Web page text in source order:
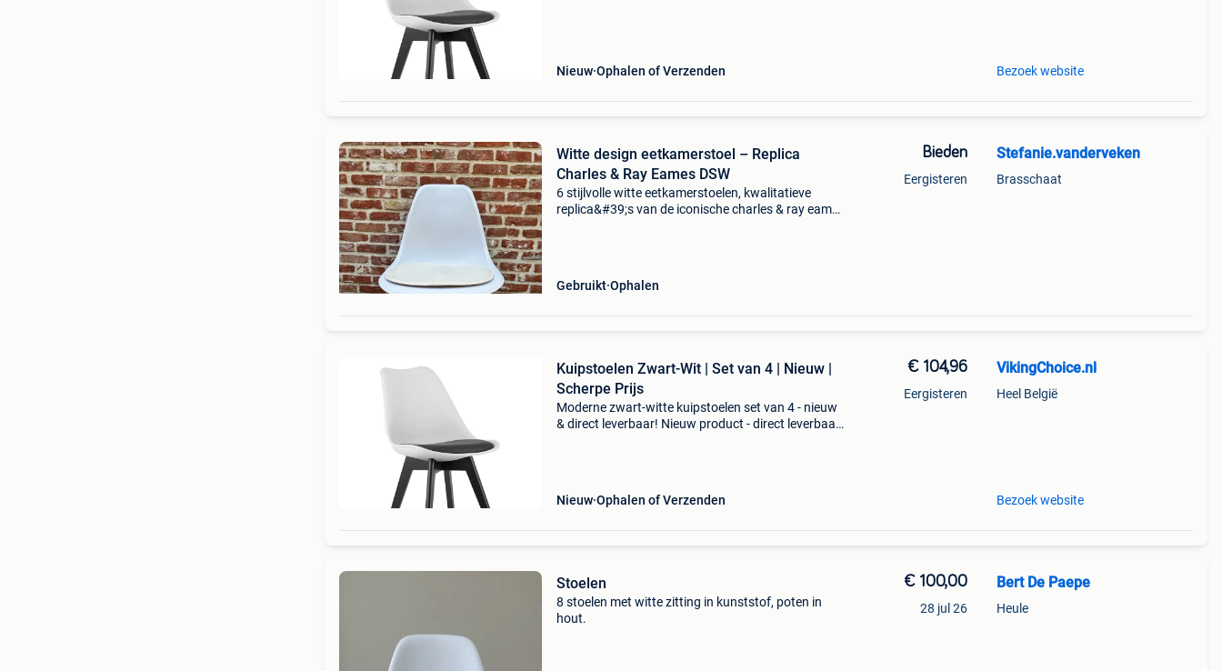
Nieuw Ophalen of Verzenden Bezoek website
Witte design eetkamerstoel – Replica
Charles & Ray Eames DSW
6 stijlvolle witte eetkamerstoelen, kwalitatieve
replica&#39;s van de iconische charles & ray eames
Gebruikt Ophalen
Bieden
Eergisteren
Stefanie.vanderveken
Brasschaat
Kuipstoelen Zwart-Wit | Set van 4 | Nieuw |
Scherpe Prijs
Moderne zwart-witte kuipstoelen set van 4 - nieuw
& direct leverbaar! Nieuw product - direct leverbaar
Nieuw Ophalen of Verzenden
€ 104,96
Eergisteren
VikingChoice.nl
Heel België
Bezoek website
Stoelen
8 stoelen met witte zitting in kunststof, poten in
hout.
€ 100,00
28 jul 26
Bert De Paepe
Heule